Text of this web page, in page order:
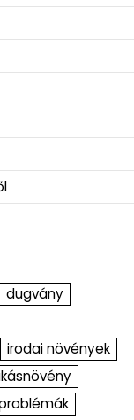
dugvány
irodai növények